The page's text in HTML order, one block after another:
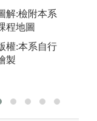
解:規劃實作
例分析情景
解:檢附本系
程地圖
權:本系自行
製